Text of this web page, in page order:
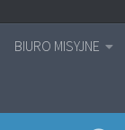
BIURO MISYJNE